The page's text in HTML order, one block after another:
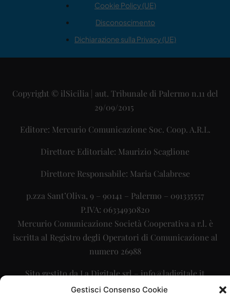
Gestisci Consenso Cookie
Cookie Policy (UE)
Disconoscimento
Dichiarazione sulla Privacy (UE)
Copyright © ilSicilia | aut. Tribunale di Palermo n.11 del
29/09/2015
Editore: Mercurio Comunicazione Soc. Coop. A.R.L.
Direttore Editoriale: Maurizio Scaglione
Direttore Responsabile: Maria Calabrese
p.zza Sant’Oliva, 9 – 90141 – Palermo – 091335557
P.IVA: 06334930820
Mercurio Comunicazione Società Cooperativa a r.l. è
iscritta al Registro degli Operatori di Comunicazione al
numero 26988
Sito gestito daLa Digitale srl–info@ladigitale.it